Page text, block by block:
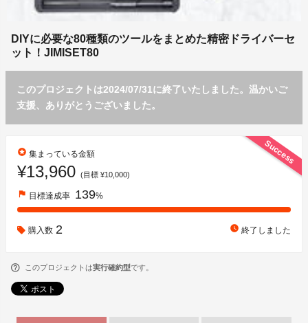
DIYに必要な80種類のツールをまとめた精密ドライバーセ
ット！JIMISET80
このプロジェクトは2024/07/31に終了いたしました。温かいご
支援、ありがとうございました。
Success
stars 集まっている金額
¥13,960 (目標 ¥10,000)
flag 目標達成率 139%
購入数 2 watch_later 終了しました
このプロジェクトは実行確約型です。